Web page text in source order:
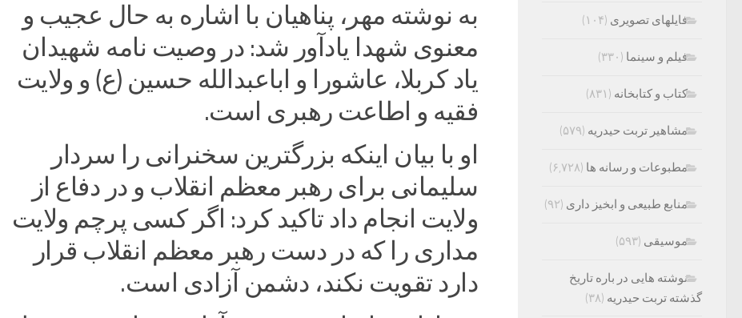
به نوشته مهر، پناهیان با اشاره به حال عجیب و
معنوی شهدا یادآور شد: در وصیت نامه شهیدان
یاد کربلا، عاشورا و اباعبدالله حسین (ع) و ولایت
فقیه و اطاعت رهبری است.
او با بیان اینکه بزرگترین سخنرانی را سردار
سلیمانی برای رهبر معظم انقلاب و در دفاع از
ولایت انجام داد تاکید کرد: اگر کسی پرچم ولایت
مداری را که در دست رهبر معظم انقلاب قرار
دارد تقویت نکند، دشمن آزادی است.
فایلهای تصویری (۱۰۴)
فیلم و سینما (۳۳۰)
کتاب و کتابخانه (۸۳۱)
مشاهیر تربت حیدریه (۵۷۹)
مطبوعات و رسانه ها (۶,۷۲۸)
منابع طبیعی و ابخیز داری (۹۲)
موسیقی (۵۹۳)
نوشته هایی در باره تاریخ
گذشته تربت حیدریه (۳۸)